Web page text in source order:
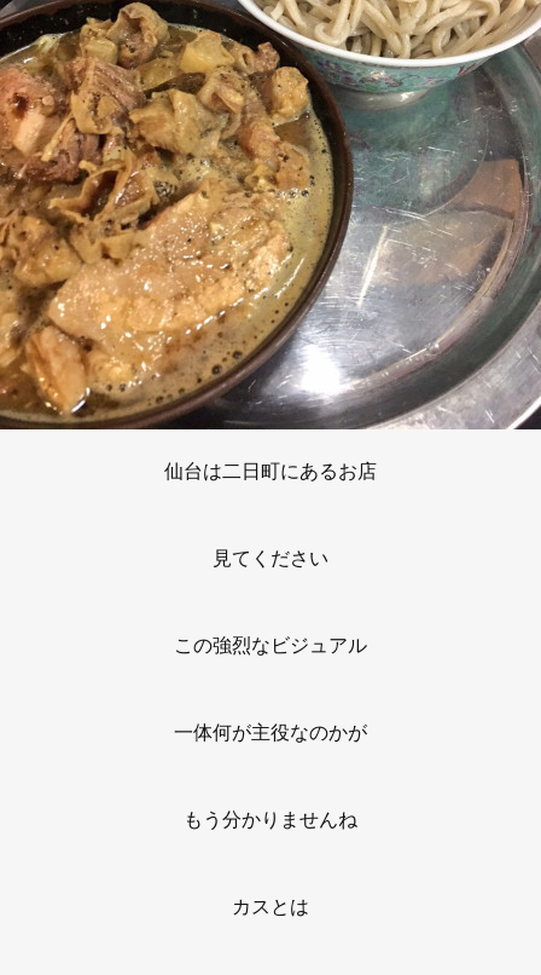
仙台は二日町にあるお店
見てください
この強烈なビジュアル
一体何が主役なのかが
もう分かりませんね
カスとは